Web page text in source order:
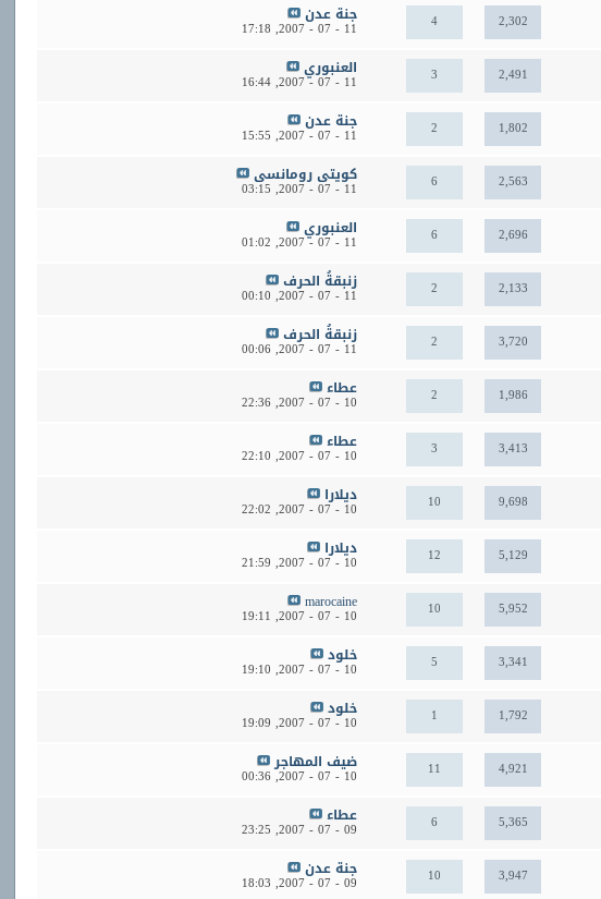
4 2,302 جنة عدن
11 - 07 - 2007,
17:18
3 2,491 العنبوري
11 - 07 - 2007,
16:44
2 1,802 جنة عدن
11 - 07 - 2007,
15:55
6 2,563 كويتى رومانسى
11 - 07 - 2007,
03:15
6 2,696 العنبوري
11 - 07 - 2007,
01:02
2 2,133 زنبقةُ الحرف
11 - 07 - 2007,
00:10
2 3,720 زنبقةُ الحرف
11 - 07 - 2007,
00:06
2 1,986 عطاء
10 - 07 - 2007,
22:36
3 3,413 عطاء
10 - 07 - 2007,
22:10
10 9,698 ديلارا
10 - 07 - 2007,
22:02
12 5,129 ديلارا
10 - 07 - 2007,
21:59
10 5,952
marocaine
10 - 07 - 2007,
19:11
5 3,341 خلود
10 - 07 - 2007,
19:10
1 1,792 خلود
10 - 07 - 2007,
19:09
11 4,921 ضيف المهاجر
10 - 07 - 2007,
00:36
6 5,365 عطاء
09 - 07 - 2007,
23:25
10 3,947 جنة عدن
09 - 07 - 2007,
18:03